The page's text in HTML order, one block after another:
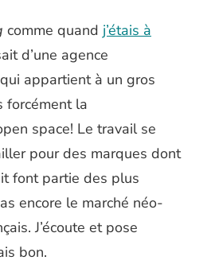
comme quand j’étais à
d’une agence
appartient à un gros
forcément la
space! Le travail se
pour des marques dont
font partie des plus
encore le marché néo-
J’écoute et pose
bon.